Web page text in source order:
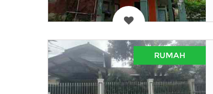
RUMAH